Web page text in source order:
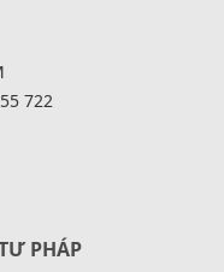
722
PHÁP